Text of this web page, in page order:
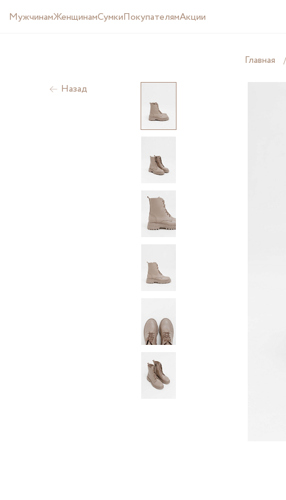
МужчинамЖенщинамCумкиПокупателямАкции
Главная
Назад